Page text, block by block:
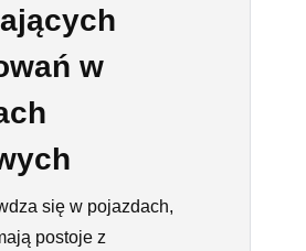
w
się w pojazdach,
postoje z